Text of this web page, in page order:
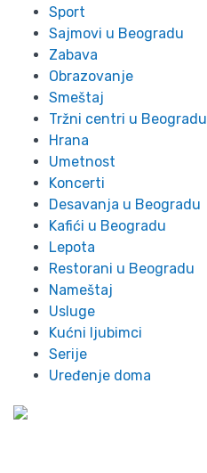
Sport
Sajmovi u Beogradu
Zabava
Obrazovanje
Smeštaj
Tržni centri u Beogradu
Hrana
Umetnost
Koncerti
Desavanja u Beogradu
Kafići u Beogradu
Lepota
Restorani u Beogradu
Nameštaj
Usluge
Kućni ljubimci
Serije
Uređenje doma